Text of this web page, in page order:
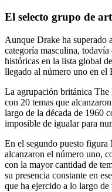
El selecto grupo de
Aunque Drake ha superado
categoría masculina,
históricas en la lista global
llegado al número uno en
La agrupación británica The
con 20 temas que
largo de la década de 1960
imposible de igualar para
En el segundo puesto
alcanzaron el número uno,
con la mayor cantidad de
su presencia constante en
que ha ejercido a lo largo de